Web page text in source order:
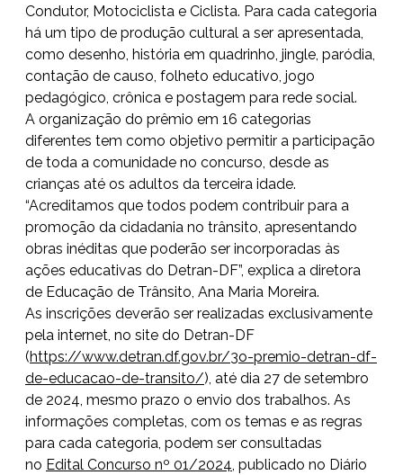
Condutor, Motociclista e Ciclista. Para cada categoria
há um tipo de produção cultural a ser apresentada,
como desenho, história em quadrinho, jingle, paródia,
contação de causo, folheto educativo, jogo
pedagógico, crônica e postagem para rede social.
A organização do prêmio em 16 categorias
diferentes tem como objetivo permitir a participação
de toda a comunidade no concurso, desde as
crianças até os adultos da terceira idade.
“Acreditamos que todos podem contribuir para a
promoção da cidadania no trânsito, apresentando
obras inéditas que poderão ser incorporadas às
ações educativas do Detran-DF”, explica a diretora
de Educação de Trânsito, Ana Maria Moreira.
As inscrições deverão ser realizadas exclusivamente
pela internet, no site do Detran-DF
(https://www.detran.df.gov.br/3o-premio-detran-df-
de-educacao-de-transito/), até dia 27 de setembro
de 2024, mesmo prazo o envio dos trabalhos. As
informações completas, com os temas e as regras
para cada categoria, podem ser consultadas
no Edital Concurso nº 01/2024, publicado no Diário